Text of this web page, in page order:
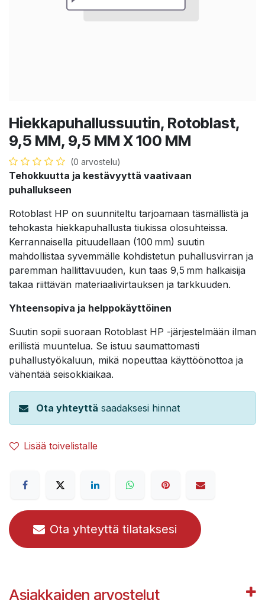
Hiekkapuhallussuutin, Rotoblast,
9,5 MM, 9,5 MM X 100 MM
(0 arvostelu)
Tehokkuutta ja kestävyyttä vaativaan
puhallukseen
Rotoblast HP on suunniteltu tarjoamaan täsmällistä ja
tehokasta hiekkapuhallusta tiukissa olosuhteissa.
Kerrannaisella pituudellaan (100 mm) suutin
mahdollistaa syvemmälle kohdistetun puhallusvirran ja
paremman hallittavuuden, kun taas 9,5 mm halkaisija
takaa riittävän materiaalivirtauksen ja tarkkuuden.
Yhteensopiva ja helppokäyttöinen
Suutin sopii suoraan Rotoblast HP -järjestelmään ilman
erillistä muuntelua. Se istuu saumattomasti
puhallustyökaluun, mikä nopeuttaa käyttöönottoa ja
vähentää seisokkiaikaa.
Ota yhteyttä saadaksesi hinnat
Lisää toivelistalle
Ota yhteyttä tilataksesi
Asiakkaiden arvostelut